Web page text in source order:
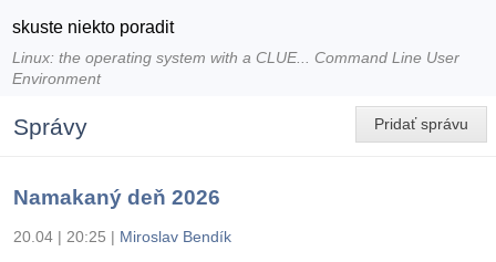
skuste niekto poradit
Linux: the operating system with a CLUE... Command Line User
Environment
Pridať správu
Správy
Namakaný deň 2026
20.04 | 20:25 | Miroslav Bendík